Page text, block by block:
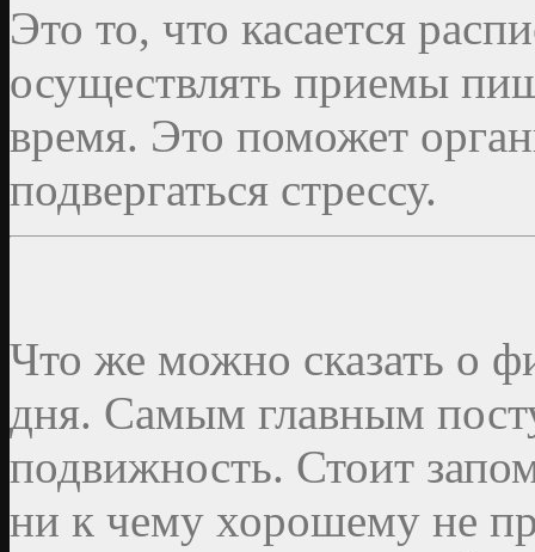
Это то, что касается
осуществлять приемы
время. Это поможет
подвергаться стрессу.
Что же можно сказать о
дня. Самым главным
подвижность. Стоит
ни к чему хорошему не